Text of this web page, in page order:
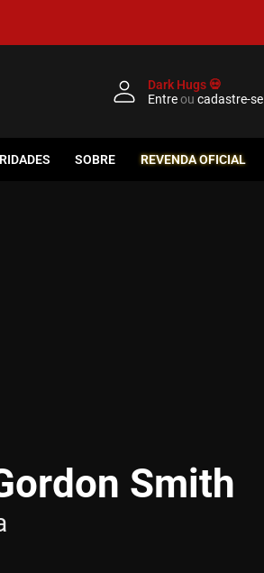
Dark Hugs 💀
Entreou cadastre-se
SOBRE REVENDA OFICIAL
Smith